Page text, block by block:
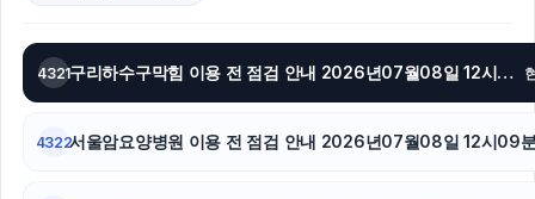
강동하수구막힘
4321 구리하수구막힘 이용 전 점검 안내 2026년07월08일 12시23분
4322서울암요양병원 이용 전 점검 안내 2026년07월08일 12시09